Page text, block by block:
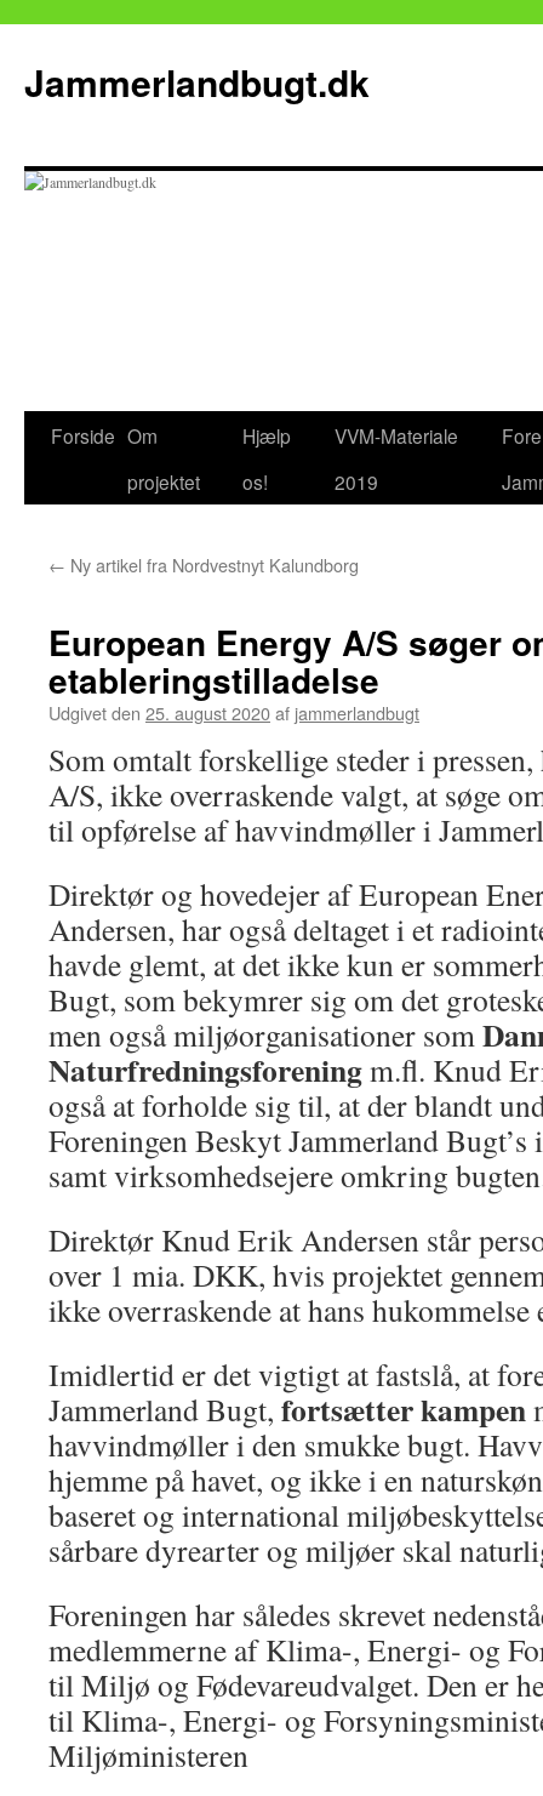
Jammerlandbugt.dk
Hop
Forside Om
projektet
Hjælp
os!
VVM-Materiale
2019
← Ny artikel fra Nordvestnyt Kalundborg
European Energy A/S søger
etableringstilladelse
Udgivet den 25. august 2020af jammerlandbugt
Som omtalt forskellige steder i
A/S, ikke overraskende valgt, at søge
til opførelse af havvindmøller i
Direktør og hovedejer af European
Andersen, har også deltaget i et
havde glemt, at det ikke kun er
Bugt, som bekymrer sig om det
men også miljøorganisationer som
Naturfredningsforeningm.fl. Knud
også at forholde sig til, at der blandt
Foreningen Beskyt Jammerland Bugt’s
samt virksomhedsejere omkring
Direktør Knud Erik Andersen står
over 1 mia. DKK, hvis projektet
ikke overraskende at hans
Imidlertid er det vigtigt at fastslå, at
Jammerland Bugt, fortsætter kampen
havvindmøller i den smukke bugt.
hjemme på havet, og ikke i en
baseret og international
sårbare dyrearter og miljøer skal
Foreningen har således skrevet
medlemmerne af Klima-, Energi- og
til Miljø og Fødevareudvalget. Den er
til Klima-, Energi- og
Miljøministeren